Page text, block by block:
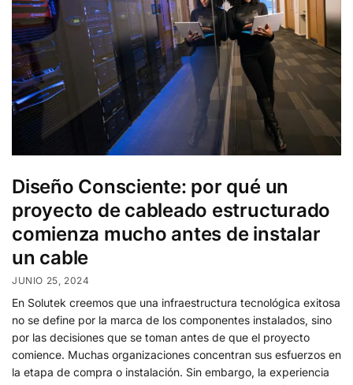
Diseño Consciente: por qué un
proyecto de cableado estructurado
comienza mucho antes de instalar
un cable
JUNIO 25, 2024
En Solutek creemos que una infraestructura tecnológica exitosa
no se define por la marca de los componentes instalados, sino
por las decisiones que se toman antes de que el proyecto
comience. Muchas organizaciones concentran sus esfuerzos en
la etapa de compra o instalación. Sin embargo, la experiencia